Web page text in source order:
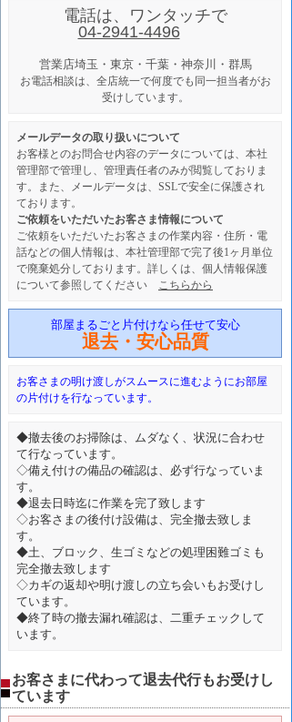
電話は、ワンタッチで
04-2941-4496
営業店埼玉・東京・千葉・神奈川・群馬
お電話相談は、全店統一で何度でも同一担当者がお
受けしています。
メールデータの取り扱いについて
お客様とのお問合せ内容のデータについては、本社
管理部で管理し、管理責任者のみが閲覧しておりま
す。また、メールデータは、SSLで安全に保護され
ております。
ご依頼をいただいたお客さま情報について
ご依頼をいただいたお客さまの作業内容・住所・電
話などの個人情報は、本社管理部で完了後1ヶ月単位
で廃棄処分しております。詳しくは、個人情報保護
について参照してください こちらから
部屋まるごと片付けなら任せて安心
退去・安心品質
お客さまの明け渡しがスムースに進むようにお部屋
の片付けを行なっています。
◆撤去後のお掃除は、ムダなく、状況に合わせ
て行なっています。
◇備え付けの備品の確認は、必ず行なっていま
す。
◆退去日時迄に作業を完了致します
◇お客さまの後付け設備は、完全撤去致しま
す。
◆土、ブロック、生ゴミなどの処理困難ゴミも
完全撤去致します
◇カギの返却や明け渡しの立ち会いもお受けし
ています。
◆終了時の撤去漏れ確認は、二重チェックして
います。
お客さまに代わって退去代行もお受けし
ています